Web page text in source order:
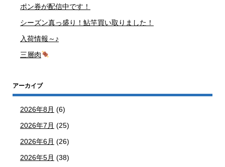
ポン券が配信中です！
シーズン真っ盛り！鮎竿買い取りました！
入荷情報～♪
三層肉
アーカイブ
2026年8月 (6)
2026年7月 (25)
2026年6月 (26)
2026年5月 (38)